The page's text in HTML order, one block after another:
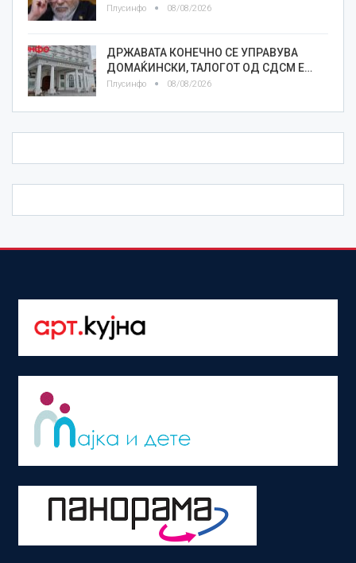
Плусинфо 08/08/2026
ДРЖАВАТА КОНЕЧНО СЕ УПРАВУВА
ДОМАЌИНСКИ, ТАЛОГОТ ОД СДСМ Е…
Плусинфо 08/08/2026